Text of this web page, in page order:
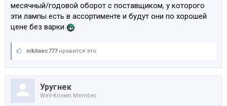
месячный/годовой оборот с поставщиком, у которого
эти лампы есть в ассортименте и будут они по хорошей
цене без варки
nikitaec777нравится это.
Уругнек
Well-Known Member